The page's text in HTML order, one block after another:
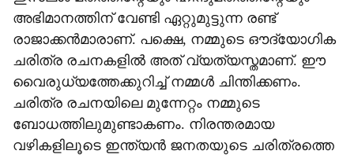
അഭിമാനത്തിന് വേണ്ടി ഏറ്റുമുട്ടുന്ന രണ്ട്
രാജാക്കന്‍മാരാണ്. പക്ഷെ, നമ്മുടെ ഔദ്യോഗിക
ചരിത്ര രചനകളില്‍ അത് വ്യത്യസ്തമാണ്. ഈ
വൈരുധ്യത്തേക്കുറിച്ച് നമ്മള്‍ ചിന്തിക്കണം.
ചരിത്ര രചനയിലെ മുന്നേറ്റം നമ്മുടെ
ബോധത്തിലുമുണ്ടാകണം. നിരന്തരമായ
വഴികളിലൂടെ ഇന്ത്യന്‍ ജനതയുടെ ചരിത്രത്തെ